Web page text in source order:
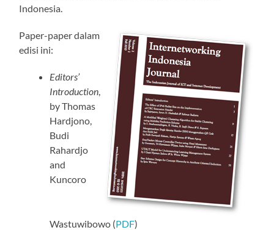
Indonesia.
Paper-paper dalam
edisi ini:
Editors’
Introduction
by Thomas
Hardjono,
Budi
Rahardjo
and
Kuncoro
Wastuwibowo (PDF)